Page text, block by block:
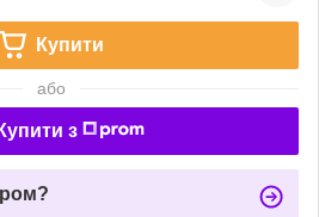
Купити
або
Купити з